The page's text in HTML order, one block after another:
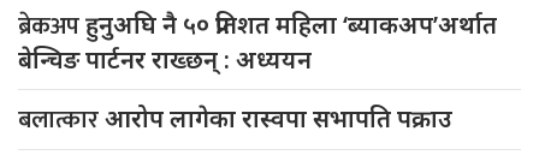
ब्रेकअपहुनुअघि नै ५० प्रतिशत महिला ‘ब्याकअप’अर्थात
बेन्चिङ पार्टनर राख्छन् : अध्ययन
बलात्कारआरोप लागेका रास्वपा सभापति पक्राउ